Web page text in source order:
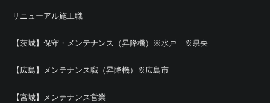
リニューアル施工職
【茨城】保守・メンテナンス（昇降機）※水戸 ※県央
【広島】メンテナンス職（昇降機）※広島市
【宮城】メンテナンス営業